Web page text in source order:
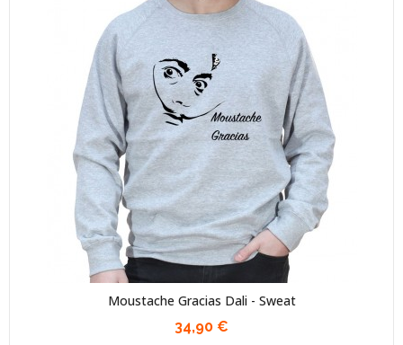
Moustache Gracias Dali - Sweat
34,90 €